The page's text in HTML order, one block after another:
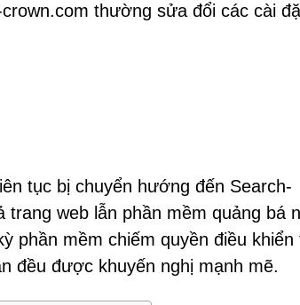
thường sửa đổi các cài
tục bị chuyển hướng đến Search-
web lẫn phần mềm quảng bá
phần mềm chiếm quyền điều khiển
đều được khuyến nghị mạnh mẽ.